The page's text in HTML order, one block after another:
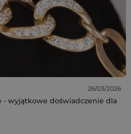
26/03/2026
wyjątkowe doświadczenie dla